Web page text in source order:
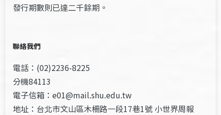
發行期數則已達二千餘期。
聯絡我們
電話：(02)2236-8225
分機84113
電子信箱：e01@mail.shu.edu.tw
地址：台北市文山區木柵路一段17巷1號 小世界周報